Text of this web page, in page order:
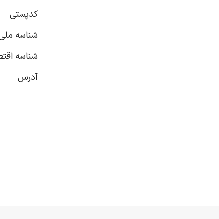
کدپستی
شناسه
شناسه
آدرس